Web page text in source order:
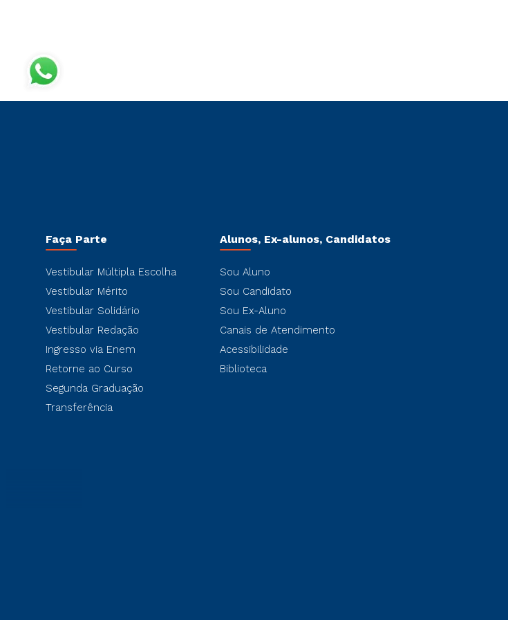
Faça Parte
Vestibular Múltipla Escolha
Vestibular Mérito
Vestibular Solidário
Vestibular Redação
Ingresso via Enem
Retorne ao Curso
Segunda Graduação
Transferência
Alunos, Ex-alunos, Candidatos
Sou Aluno
Sou Candidato
Sou Ex-Aluno
Canais de Atendimento
Acessibilidade
Biblioteca